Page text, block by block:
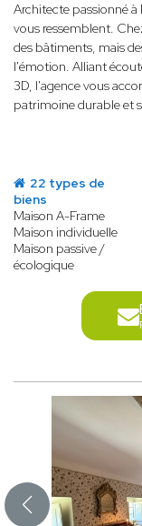
Architecte passionné à
vous ressemblent.
des bâtiments, mais
l'émotion. Alliant
3D, l'agence vous
patrimoine durable et
22 types de
biens
Maison A-Frame
Maison individuelle
Maison passive /
écologique